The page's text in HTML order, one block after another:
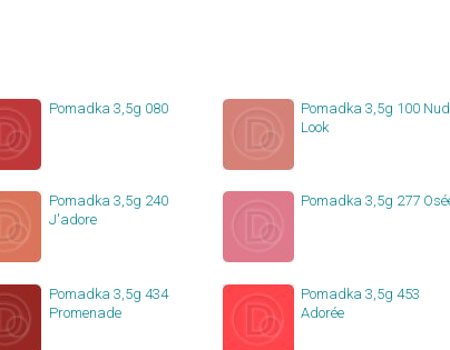
Pomadka 3,5g 080
Pomadka 3,5g 100
Look
Pomadka 3,5g 240
J'adore
Pomadka 3,5g 277
Pomadka 3,5g 434
Promenade
Pomadka 3,5g 453
Adorée